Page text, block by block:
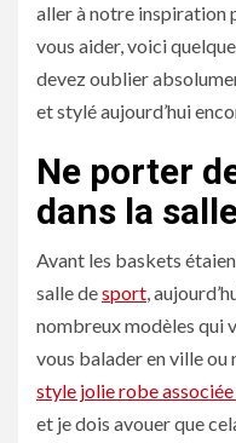
aller à notre inspiration
vous aider, voici
devez oublier
et stylé aujourd’hui
Ne porter
dans la
Avant les baskets
salle desport,
nombreux modèles qui
vous balader en ville ou
style jolie robe
et je dois avouer que